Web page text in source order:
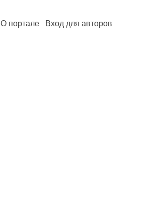
О портале Вход для авторов